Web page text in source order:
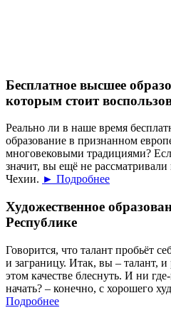
Бесплатное высшее
которым стоит
Реально ли в наше время
образование в признанном
многовековыми традициями?
значит, вы ещё не
Чехии. ► Подробнее
Художественное
Республике
Говорится, что талант пробьёт
и заграницу. Итак, вы – талант,
этом качестве блеснуть. И ни
начать? – конечно, с хорошего
Подробнее